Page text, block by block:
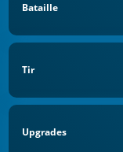
Bataille
Tir
Upgrades